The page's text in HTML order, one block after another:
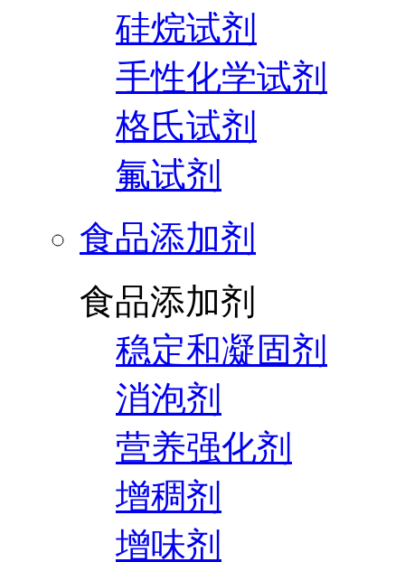
硅烷试剂
手性化学试剂
格氏试剂
氟试剂
食品添加剂
食品添加剂
稳定和凝固剂
消泡剂
营养强化剂
增稠剂
增味剂